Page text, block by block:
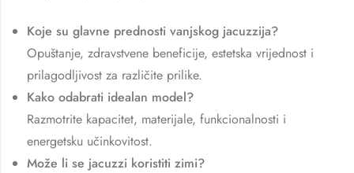
Koje su glavne prednosti vanjskog jacuzzija?
Opuštanje, zdravstvene beneficije, estetska vrijednost i
prilagodljivost za različite prilike.
Kako odabrati idealan model?
Razmotrite kapacitet, materijale, funkcionalnosti i
energetsku učinkovitost.
Može li se jacuzzi koristiti zimi?